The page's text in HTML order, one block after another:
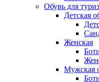
Обувь для
Детская
Женская
Мужская